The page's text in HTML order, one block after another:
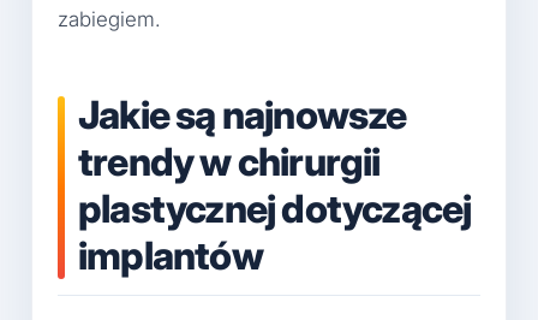
zabiegiem.
Jakie są najnowsze
trendy w chirurgii
plastycznej dotyczącej
implantów